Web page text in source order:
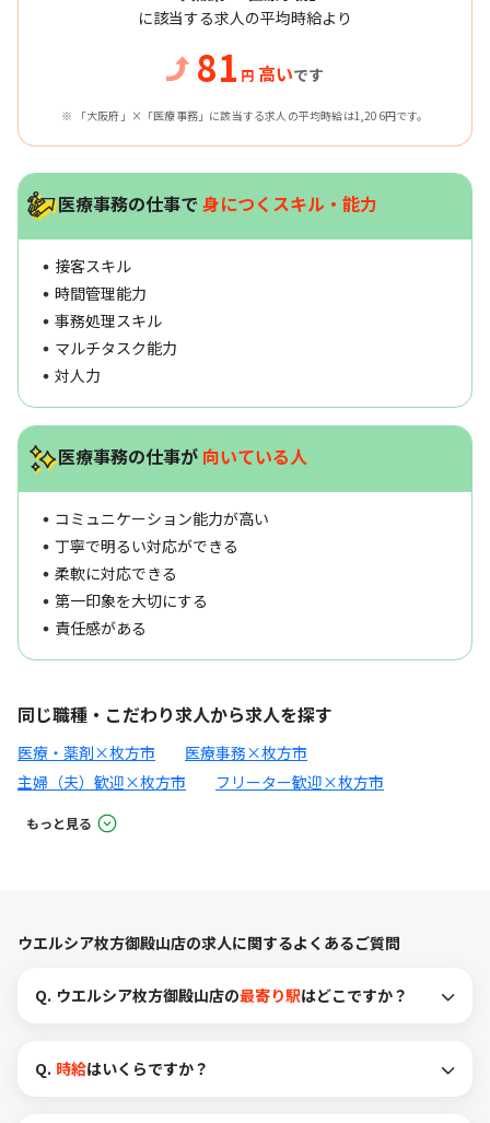
に該当する求人の平均時給より
81 円 高いです
※ 「大阪府」×「医療事務」に該当する求人の平均時給は1,206円です。
医療事務の仕事で 身につくスキル・能力
接客スキル
時間管理能力
事務処理スキル
マルチタスク能力
対人力
医療事務の仕事が 向いている人
コミュニケーション能力が高い
丁寧で明るい対応ができる
柔軟に対応できる
第一印象を大切にする
責任感がある
同じ職種・こだわり求人から求人を探す
医療・薬剤×枚方市
医療事務×枚方市
主婦（夫）歓迎×枚方市
フリーター歓迎×枚方市
もっと見る
ウエルシア枚方御殿山店の求人に関するよくあるご質問
Q. ウエルシア枚方御殿山店の最寄り駅はどこですか？
Q. 時給はいくらですか？